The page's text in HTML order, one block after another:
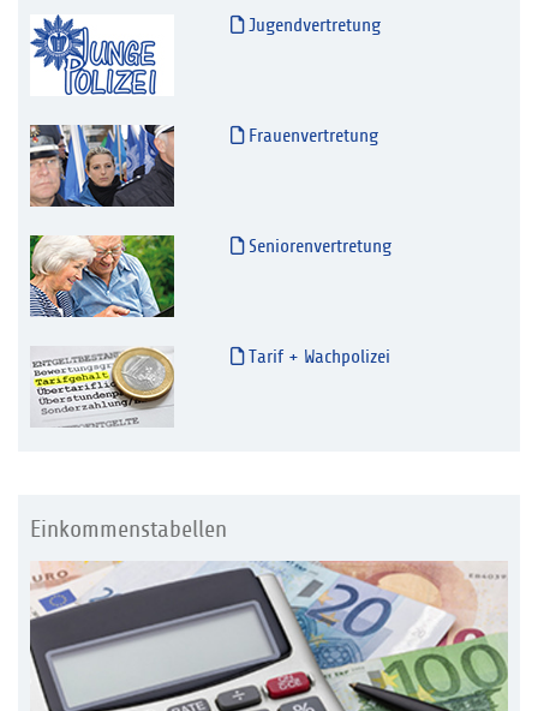
Jugendvertretung
Frauenvertretung
Seniorenvertretung
Tarif + Wachpolizei
Einkommenstabellen